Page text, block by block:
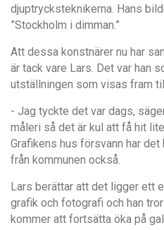
djuptrycksteknikerna. Hans
”Stockholm i dimman.”
Att dessa konstnärer nu har
är tack vare Lars. Det var han
utställningen som visas fram
- Jag tyckte det var dags,
måleri så det är kul att få hit
Grafikens hus försvann har
från kommunen också.
Lars berättar att det ligger ett
grafik och fotografi och han
kommer att fortsätta öka på